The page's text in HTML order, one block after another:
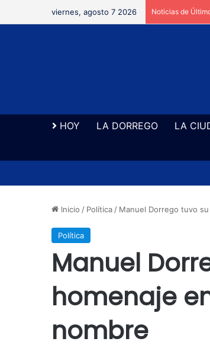
viernes, agosto 7 2026 Noticias de
HOY LA DORREGO LA
Inicio / Política / Manuel Dorrego tuvo
Política
Manuel
homenaje
nombre